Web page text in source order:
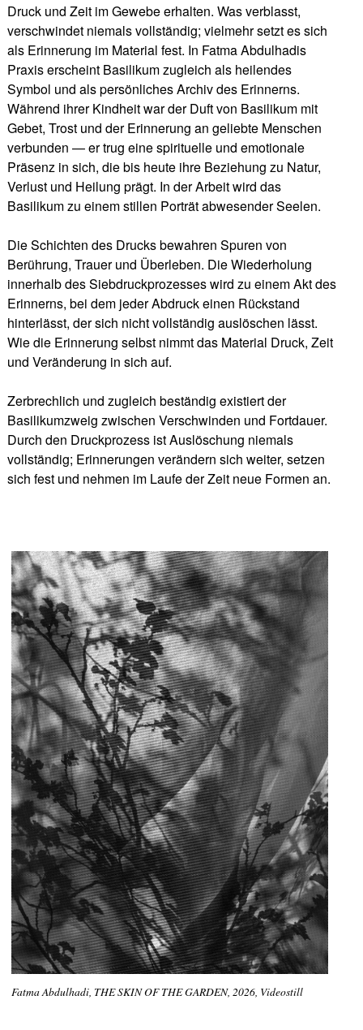
Druck und Zeit im Gewebe erhalten. Was verblasst,
verschwindet niemals vollständig; vielmehr setzt es sich
als Erinnerung im Material fest. In Fatma Abdulhadis
Praxis erscheint Basilikum zugleich als heilendes
Symbol und als persönliches Archiv des Erinnerns.
Während ihrer Kindheit war der Duft von Basilikum mit
Gebet, Trost und der Erinnerung an geliebte Menschen
verbunden — er trug eine spirituelle und emotionale
Präsenz in sich, die bis heute ihre Beziehung zu Natur,
Verlust und Heilung prägt. In der Arbeit wird das
Basilikum zu einem stillen Porträt abwesender Seelen.
Die Schichten des Drucks bewahren Spuren von
Berührung, Trauer und Überleben. Die Wiederholung
innerhalb des Siebdruckprozesses wird zu einem Akt des
Erinnerns, bei dem jeder Abdruck einen Rückstand
hinterlässt, der sich nicht vollständig auslöschen lässt.
Wie die Erinnerung selbst nimmt das Material Druck, Zeit
und Veränderung in sich auf.
Zerbrechlich und zugleich beständig existiert der
Basilikumzweig zwischen Verschwinden und Fortdauer.
Durch den Druckprozess ist Auslöschung niemals
vollständig; Erinnerungen verändern sich weiter, setzen
sich fest und nehmen im Laufe der Zeit neue Formen an.
Fatma Abdulhadi, THE SKIN OF THE GARDEN, 2026, Videostill